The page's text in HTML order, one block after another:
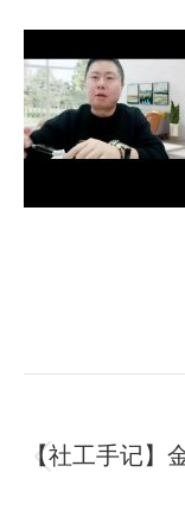
章
【社工手记】